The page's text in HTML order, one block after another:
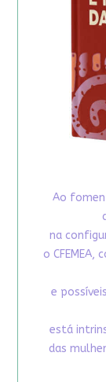
Ao
na
o
e
está
das